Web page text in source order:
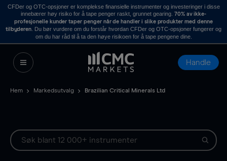
CFDer og OTC-opsjoner er komplekse finansielle instrumenter og investeringer i disse
innebærer høy risiko for å tape penger raskt, grunnet gearing. 70% av ikke-
profesjonelle kunder taper penger når de handler i slike produkter med denne
tilbyderen . Du bør vurdere om du forstår hvordan CFDer og OTC-opsjoner fungerer og
om du har råd til å ta den høye risikoen for å tape pengene dine.
Handle
Hem Markedsutvalg Brazilian Critical Minerals Ltd